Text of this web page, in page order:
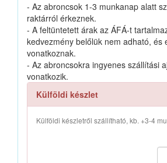
- Az abroncsok 1-3 munkanap alatt
raktárról érkeznek.
- A feltüntetett árak az ÁFÁ-t
kedvezmény belőlük nem adható, és
vonatkoznak.
- Az abroncsokra ingyenes szállítási
vonatkozik.
Külföldi készlet
Külföldi készletről szállítható, kb. +3-4